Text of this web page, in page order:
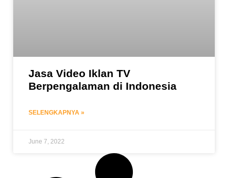
Jasa Video Iklan TV
Berpengalaman di Indonesia
SELENGKAPNYA »
June 7, 2022